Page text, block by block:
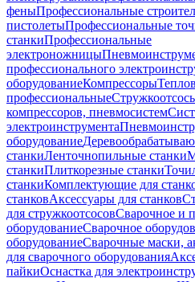
феныПрофессиональные
пистолетыПрофессиональные
станкиПрофессиональные
электроножницы
профессионального
оборудованиеКомпрессоры
профессиональные
компрессоров, пневмосистем
электроинструмента
оборудование
станкиЛенточнопильные станки
станкиПлиткорезные станки
станкиКомплектующие для
станковАксессуары для станков
для стружкоотсосовСварочное и
оборудованиеСварочное
оборудованиеСварочные маски,
для сварочного оборудования
пайкиОснастка для